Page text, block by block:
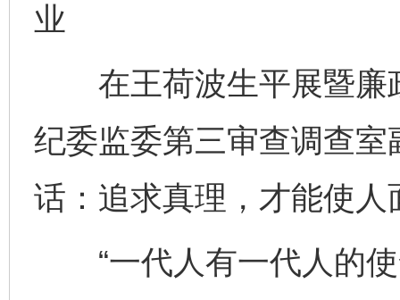
业
在王荷波生平展暨廉
纪委监委第三审查调查
话：追求真理，才能使
“一代人有一代人的使